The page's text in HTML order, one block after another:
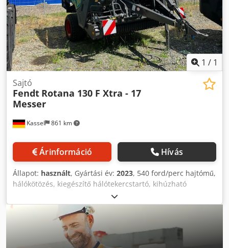
1 / 1
Kassel 861 km
Sajtó
Fendt Rotana 130 F Xtra - 17
Messer
Árinformáció Hívás
Állapot: használt, Gyártási év: 2023, 540 ford/perc hajtómű,
hálókötözés, kiegészítő hálótekercstartó, kihúzható
bálaürítő, keréktámaszok, préshengercsapágy
(utánkenhető), fix húzószem 40 mm, E-LinkPro ISObus
vezérlőegység, 2,25 m széles PickUp, változtatható görgős
leszorító, fix PickUp vezető kerekek 17 Chsdpst Dxp Aefx